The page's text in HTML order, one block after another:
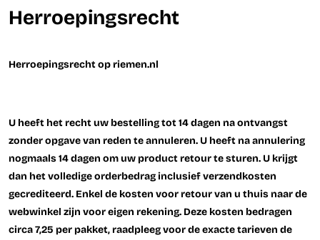
Herroepingsrecht
Herroepingsrecht op riemen.nl
U heeft het recht uw bestelling tot 14 dagen na ontvangst
zonder opgave van reden te annuleren. U heeft na annulering
nogmaals 14 dagen om uw product retour te sturen. U krijgt
dan het volledige orderbedrag inclusief verzendkosten
gecrediteerd. Enkel de kosten voor retour van u thuis naar de
webwinkel zijn voor eigen rekening. Deze kosten bedragen
circa 7,25 per pakket, raadpleeg voor de exacte tarieven de